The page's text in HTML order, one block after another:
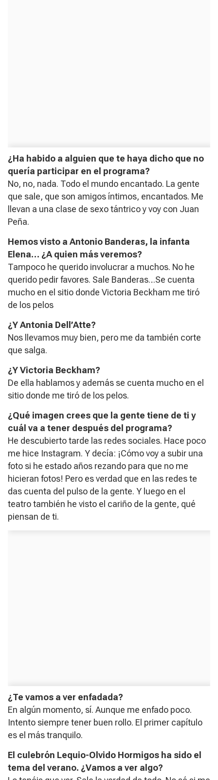
¿Ha habido a alguien que te haya dicho que no
quería participar en el programa?
No, no, nada. Todo el mundo encantado. La gente
que sale, que son amigos íntimos, encantados. Me
llevan a una clase de sexo tántrico y voy con Juan
Peña.
Hemos visto a Antonio Banderas, la infanta
Elena… ¿A quien más veremos?
Tampoco he querido involucrar a muchos. No he
querido pedir favores. Sale Banderas…Se cuenta
mucho en el sitio donde Victoria Beckham me tiró
de los pelos
¿Y Antonia Dell’Atte?
Nos llevamos muy bien, pero me da también corte
que salga.
¿Y Victoria Beckham?
De ella hablamos y además se cuenta mucho en el
sitio donde me tiró de los pelos.
¿Qué imagen crees que la gente tiene de ti y
cuál va a tener después del programa?
He descubierto tarde las redes sociales. Hace poco
me hice Instagram. Y decía: ¡Cómo voy a subir una
foto si he estado años rezando para que no me
hicieran fotos! Pero es verdad que en las redes te
das cuenta del pulso de la gente. Y luego en el
teatro también he visto el cariño de la gente, qué
piensan de ti.
¿Te vamos a ver enfadada?
En algún momento, sí. Aunque me enfado poco.
Intento siempre tener buen rollo. El primer capítulo
es el más tranquilo.
El culebrón Lequio-Olvido Hormigos ha sido el
tema del verano. ¿Vamos a ver algo?